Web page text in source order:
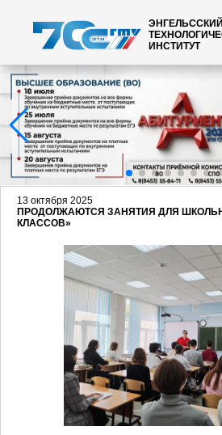
ЭНГЕЛЬССКИЙ
ИНСТИТУТ
13 октября 2025
ПРОДОЛЖАЮТСЯ ЗАНЯТИЯ ДЛЯ
КЛАССОВ»